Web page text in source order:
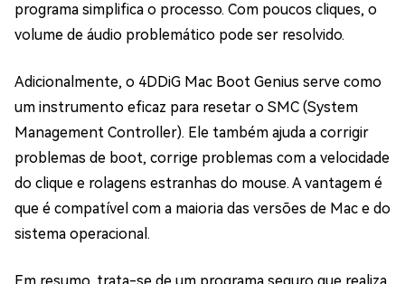
programa simplifica o processo. Com poucos cliques, o
volume de áudio problemático pode ser resolvido.
Adicionalmente, o 4DDiG Mac Boot Genius serve como
um instrumento eficaz para resetar o SMC (System
Management Controller). Ele também ajuda a corrigir
problemas de boot, corrige problemas com a velocidade
do clique e rolagens estranhas do mouse. A vantagem é
que é compatível com a maioria das versões de Mac e do
sistema operacional.